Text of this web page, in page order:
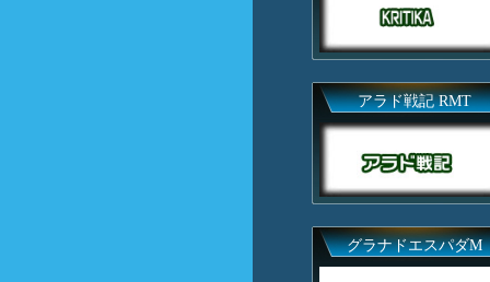
アラド戦記 RMT
グラナドエスパダM